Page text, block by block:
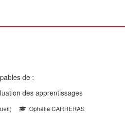
de :
des apprentissages
Ophélie CARRERAS